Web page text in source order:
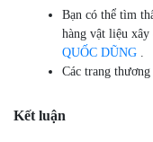
Bạn có thể tìm
hàng vật liệu
QUỐC DŨNG .
Các trang
Kết luận